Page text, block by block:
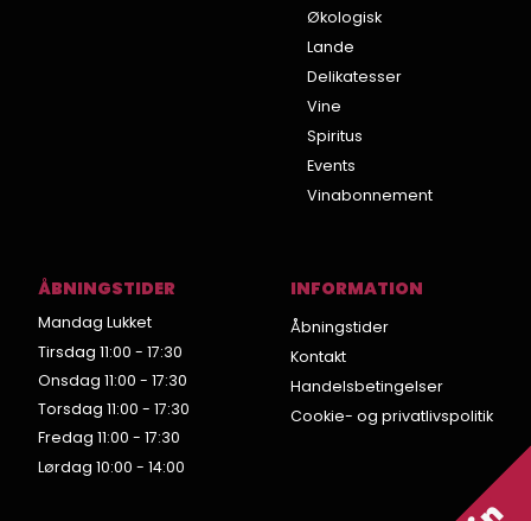
Økologisk
Lande
Delikatesser
Vine
Spiritus
Events
Vinabonnement
ÅBNINGSTIDER
Mandag Lukket
Tirsdag 11:00 - 17:30
Onsdag 11:00 - 17:30
Torsdag 11:00 - 17:30
Fredag 11:00 - 17:30
Lørdag 10:00 - 14:00
INFORMATION
Åbningstider
Kontakt
Handelsbetingelser
Cookie- og privatlivspolitik